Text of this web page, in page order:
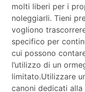
molti liberi per i
noleggiarli. Tieni
vogliono
specifico per
cui possono
l’utilizzo di un
limitato.Utilizzare
canoni dedicati alla